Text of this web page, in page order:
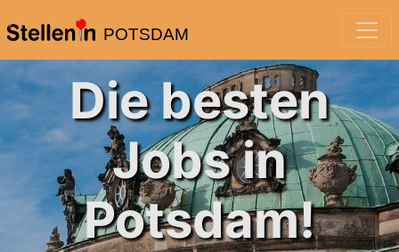
POTSDAM
Die besten
Jobs in
Potsdam!